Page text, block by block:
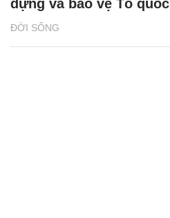
ĐỜI SỐNG
dựng và bảo vệ Tổ quốc